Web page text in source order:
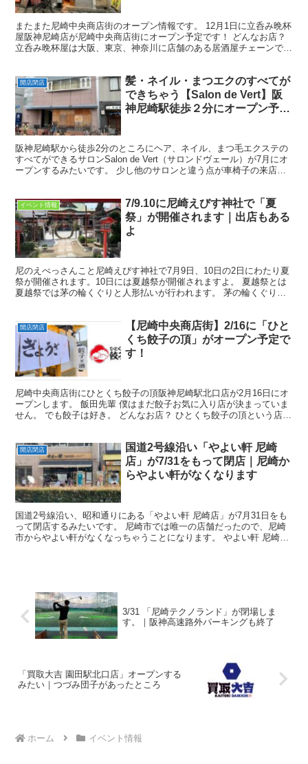
またまた尼崎中央商店街のオープン情報です。 12月1日に立呑み晩杯
屋阪神尼崎店が尼崎中央商店街にオープン予定です！ どんなお店？
立呑み晩杯屋は大阪、東京、神奈川に店舗のある居酒屋チェーンで
開店閉店
髪・ネイル・まつエクのすべてが
できちゃう【Salon de Vert】阪
神尼崎駅徒歩２分にオープン予
阪神尼崎駅から徒歩2分のところにヘア、ネイル、まつ毛エクステの
すべてができるサロンSalon de Vert（サロンドヴェール）が7月にオ
ープンするみたいです。 少し他のサロンと違う点が車椅子の来店だ
イベント情報
7/9.10に尼崎えびす神社で「夏
祭」が開催されます｜出店もある
よ
尼のえべっさんこと尼崎えびす神社で7月9日、10日の2日にわたり夏
祭が開催されます。10日には夏越祭が開催されますよ。 夏越祭とは
夏越祭では茅の輪くぐりと人形払いが行われます。 茅の輪くぐり夏
開店閉店
【尼崎中央商店街】2/16に「ひと
くち餃子の頂」がオープン予定で
す！
尼崎中央商店街にひとくち餃子の頂阪神尼崎駅北口店が2月16日にオ
ープンします。 飯田先輩 僕はまだ餃子お気に入り店が決まっていま
せん。 でも餃子は好き。 どんなお店？ ひとくち餃子の頂という店名
開店閉店
国道2号線沿い「やよい軒 尼崎
店」が7/31をもって閉店｜尼崎か
らやよい軒がなくなります
国道2号線沿い、昭和通りにある「やよい軒 尼崎店」が7月31日をも
って閉店するみたいです。 尼崎市では唯一の店舗だったので、尼崎
市からやよい軒がなくなっちゃうことになります。 やよい軒 尼崎店
3/31 「尼崎テクノランド」が閉場しま
す。｜阪神高速路外パーキングも終了
「買取大吉 園田駅北口店」オープンする
みたい｜つづみ団子があったところ
ホーム イベント情報